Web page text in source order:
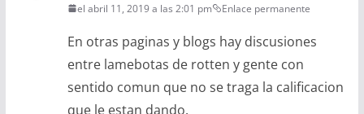
el abril 11, 2019 a las 2:01 pm Enlace permanente
En otras paginas y blogs hay discusiones
entre lamebotas de rotten y gente con
sentido comun que no se traga la calificacion
que le estan dando.